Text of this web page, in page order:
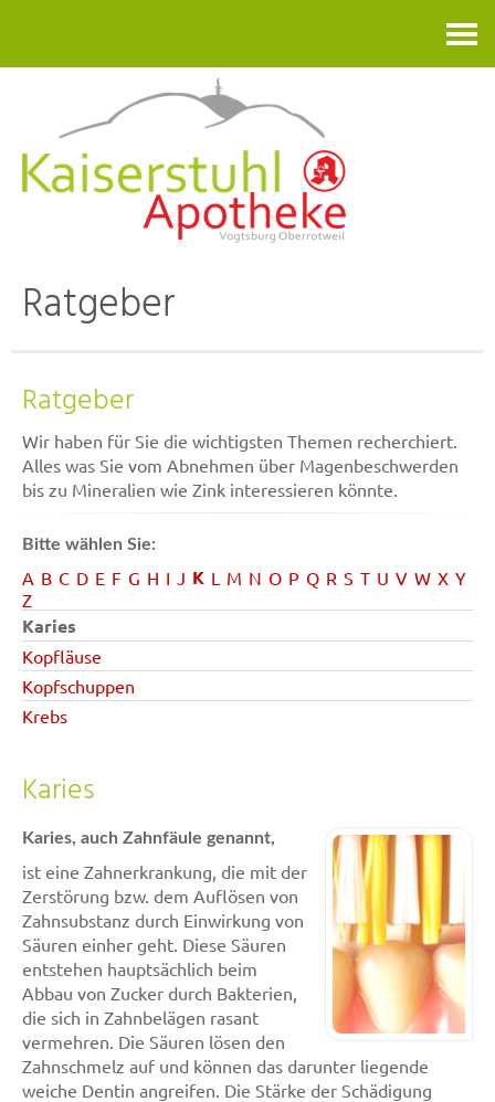
Ratgeber
Ratgeber
Wir haben für Sie die wichtigsten Themen recherchiert.
Alles was Sie vom Abnehmen über Magenbeschwerden
bis zu Mineralien wie Zink interessieren könnte.
Bitte wählen Sie:
A B C D E F G H I J K L M N O P Q R S T U V W X Y
Z
Karies
Kopfläuse
Kopfschuppen
Krebs
Karies
Karies, auch Zahnfäule genannt,
ist eine Zahnerkrankung, die mit der
Zerstörung bzw. dem Auflösen von
Zahnsubstanz durch Einwirkung von
Säuren einher geht. Diese Säuren
entstehen hauptsächlich beim
Abbau von Zucker durch Bakterien,
die sich in Zahnbelägen rasant
vermehren. Die Säuren lösen den
Zahnschmelz auf und können das darunter liegende
weiche Dentin angreifen. Die Stärke der Schädigung